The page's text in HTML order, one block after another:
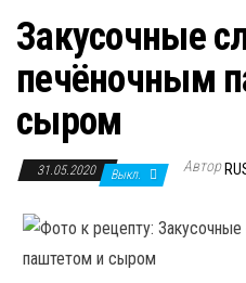
Закусочные
печёночным
сыром
31.05.2020 Выкл. Автор